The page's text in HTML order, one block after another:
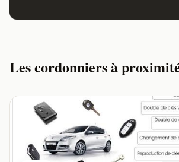
Les cordonniers à